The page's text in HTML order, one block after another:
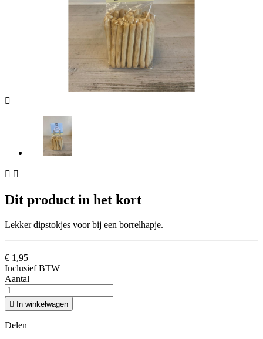

 
Dit product in het kort
Lekker dipstokjes voor bij een borrelhapje.
€ 1,95
Inclusief BTW
Aantal
 In winkelwagen
Delen